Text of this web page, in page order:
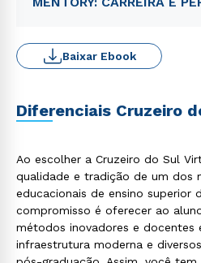
Baixar Ebook
Diferenciais Cruzeiro
Ao escolher a Cruzeiro do Sul
qualidade e tradição de um dos
educacionais de ensino superior
compromisso é oferecer ao
métodos inovadores e docentes
infraestrutura moderna e
Rápido e fácil
WhatsApp